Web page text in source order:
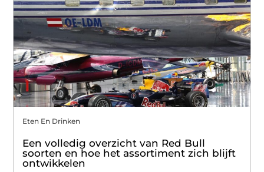
Eten En Drinken
Een volledig overzicht van Red Bull
soorten en hoe het assortiment zich blijft
ontwikkelen